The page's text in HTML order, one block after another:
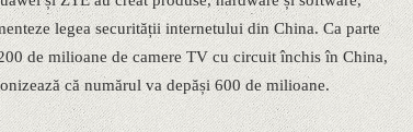
legea securității internetului din China. Ca parte
de milioane de camere TV cu circuit închis în China,
că numărul va depăși 600 de milioane.